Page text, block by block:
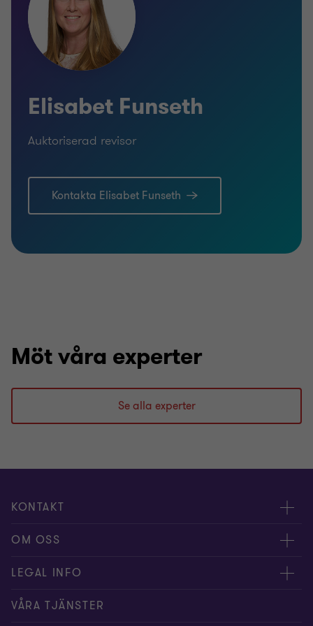
Elisabet Funseth
Auktoriserad revisor
Kontakta Elisabet Funseth
Möt våra experter
Se alla experter
KONTAKT
Kontakta oss
Våra experter
Kontor
OM OSS
Om Grant Thornton
Nyheter och tips
LEGAL INFO
Privacy
VÅRA TJÄNSTER